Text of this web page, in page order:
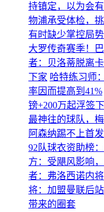
持镇定，以为会
物浦承受体检，
有时缺少掌控局
大罗传奇赛季！
者：贝洛蒂脱离
下家 哈特练习师
率因而提高到41%
镑+200万起浮签下
最神往的球队，
阿森纳踢不上首
92队球衣资助榜
方：受飓风影响
者：弗洛西诺内
将：加盟曼联后
带来的圈套